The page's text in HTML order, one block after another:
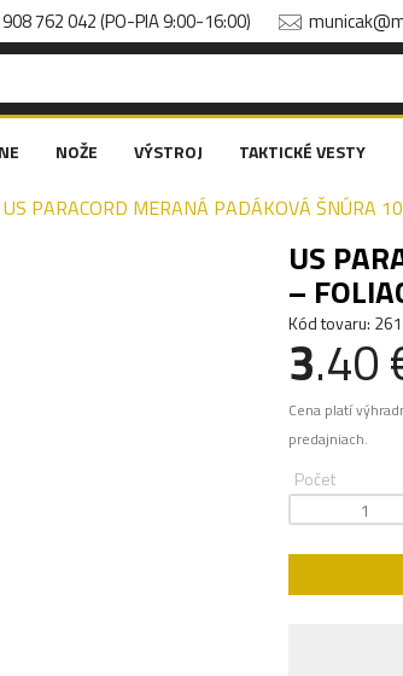
762 042 (PO-PIA 9:00-16:00)
NOŽE VÝSTROJ TAKTICKÉ VESTY
US PARACORD MERANÁ PADÁKOVÁ ŠNÚRA
US
–
Kód tovaru:
3.40
Cena platí
predajniach.
Počet